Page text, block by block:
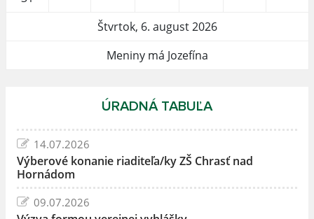
Štvrtok, 6. august 2026
Meniny má Jozefína
ÚRADNÁ TABUĽA
14.07.2026
Výberové konanie riaditeľa/ky ZŠ Chrasť nad
Hornádom
09.07.2026